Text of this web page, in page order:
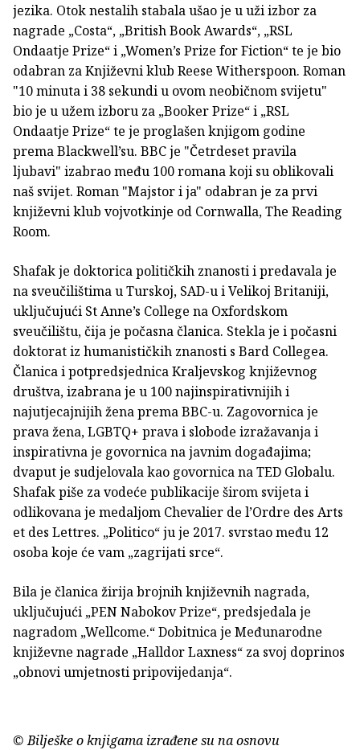
jezika. Otok nestalih stabala ušao je u uži izbor za
nagrade „Costa“, „British Book Awards“, „RSL
Ondaatje Prize“ i „Women’s Prize for Fiction“ te je bio
odabran za Književni klub Reese Witherspoon. Roman
"10 minuta i 38 sekundi u ovom neobičnom svijetu"
bio je u užem izboru za „Booker Prize“ i „RSL
Ondaatje Prize“ te je proglašen knjigom godine
prema Blackwell’su. BBC je "Četrdeset pravila
ljubavi" izabrao među 100 romana koji su oblikovali
naš svijet. Roman "Majstor i ja" odabran je za prvi
književni klub vojvotkinje od Cornwalla, The Reading
Room.
Shafak je doktorica političkih znanosti i predavala je
na sveučilištima u Turskoj, SAD-u i Velikoj Britaniji,
uključujući St Anne’s College na Oxfordskom
sveučilištu, čija je počasna članica. Stekla je i počasni
doktorat iz humanističkih znanosti s Bard Collegea.
Članica i potpredsjednica Kraljevskog književnog
društva, izabrana je u 100 najinspirativnijih i
najutjecajnijih žena prema BBC-u. Zagovornica je
prava žena, LGBTQ+ prava i slobode izražavanja i
inspirativna je govornica na javnim događajima;
dvaput je sudjelovala kao govornica na TED Globalu.
Shafak piše za vodeće publikacije širom svijeta i
odlikovana je medaljom Chevalier de l’Ordre des Arts
et des Lettres. „Politico“ ju je 2017. svrstao među 12
osoba koje će vam „zagrijati srce“.
Bila je članica žirija brojnih književnih nagrada,
uključujući „PEN Nabokov Prize“, predsjedala je
nagradom „Wellcome.“ Dobitnica je Međunarodne
književne nagrade „Halldor Laxness“ za svoj doprinos
„obnovi umjetnosti pripovijedanja“.
© Bilješke o knjigama izrađene su na osnovu